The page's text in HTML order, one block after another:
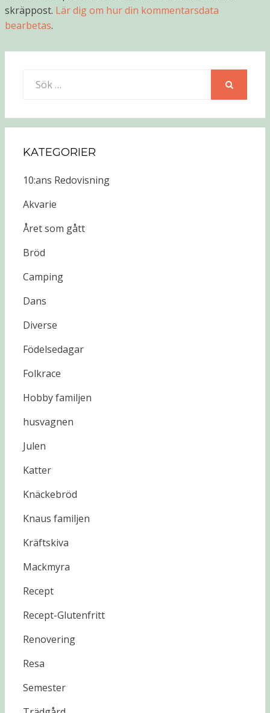
skräppost. Lär dig om hur din kommentarsdata
bearbetas.
efter:
KATEGORIER
10:ans Redovisning
Akvarie
Året som gått
Bröd
Camping
Dans
Diverse
Födelsedagar
Folkrace
Hobby familjen
husvagnen
Julen
Katter
Knäckebröd
Knaus familjen
Kräftskiva
Mackmyra
Recept
Recept-Glutenfritt
Renovering
Resa
Semester